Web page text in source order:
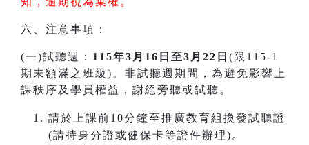
六、注意事項：
(一)試聽週： 115年3月16日至3月22日 (限115-1
期未額滿之班級)。非試聽週期間，為避免影響上
課秩序及學員權益，謝絕旁聽或試聽。
請於上課前10分鐘至推廣教育組換發試聽證
(請持身分證或健保卡等證件辦理)。